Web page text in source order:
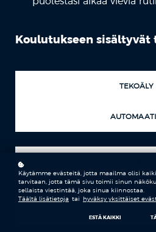
Koulutukseen sisältyvät
TEKOÄLY
Käytämme evästeitä, jotta maailma olisi
tarvitaan, jotta tämä sivu toimii sinun
sellaista viestintää, joka sinua kiinnostaa.
Täältä lisätietoja tai hyväksy yksittäiset
ESTÄ KAIKKI